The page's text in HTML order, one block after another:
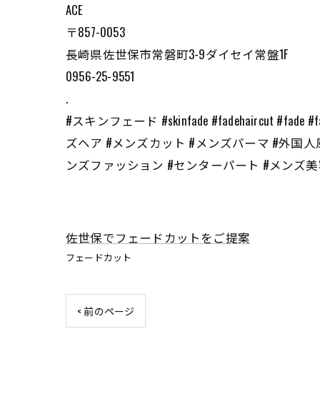
ACE
〒857-0053
長崎県佐世保市常磐町3-9ダイセイ常盤1F
0956-25-9551
.
#スキンフェード #skinfade #fadehaircut #fade
ズヘア #メンズカット #メンズパーマ #外国
ンズファッション #センターパート #メンズ
佐世保でフェードカットをご提案
フェードカット
< 前のページ